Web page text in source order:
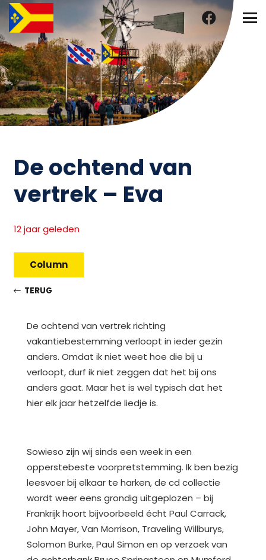
De ochtend van
vertrek – Eva
12 jaar geleden
Column
TERUG
De ochtend van vertrek richting
vakantiebestemming verloopt in ieder gezin
anders. Omdat ik niet weet hoe die bij u
verloopt, durf ik niet zeggen dat het bij ons
anders gaat. Maar het is wel typisch dat het
hier elk jaar hetzelfde liedje is.
Sowieso zijn wij sinds een week in een
opperstebeste voorpretstemming. Ik ben bezig
leesvoer bij elkaar te harken, de cd collectie
wordt weer eens grondig uitgeplozen – bij
Frankrijk hoort bijvoorbeeld écht Paul Carrack,
John Mayer, Van Morrison, Traveling Willburys,
Solomon Burke, Paul Simon en op verzoek van